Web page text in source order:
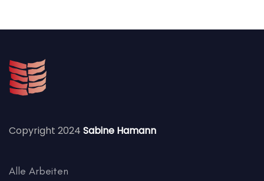
Copyright 2024 Sabine Hamann
Alle Arbeiten